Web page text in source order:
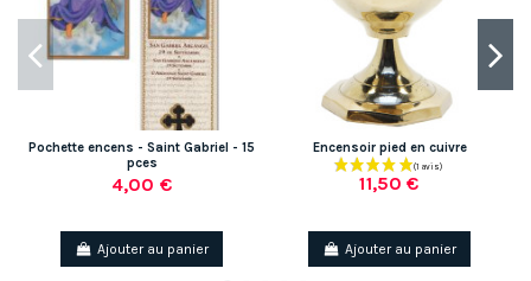
Pochette encens - Saint Gabriel - 15
pces
4,00 €
Ajouter au panier
Encensoir pied en cuivre
11,50 €
Ajouter au panier